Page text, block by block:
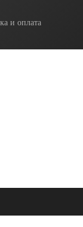
и оплата